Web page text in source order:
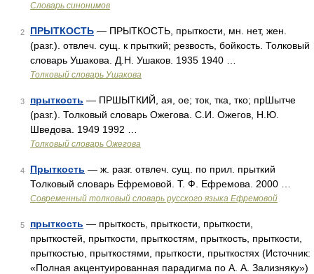
Словарь синонимов
2 ПРЫТКОСТЬ — ПРЫТКОСТЬ, прыткости, мн. нет, жен.
(разг.). отвлеч. сущ. к прыткий; резвость, бойкость. Толковый
словарь Ушакова. Д.Н. Ушаков. 1935 1940 …
Толковый словарь Ушакова
3 прыткость — ПРШЫТКИЙ, ая, ое; ток, тка, тко; прШытче
(разг.). Толковый словарь Ожегова. С.И. Ожегов, Н.Ю.
Шведова. 1949 1992 …
Толковый словарь Ожегова
4 Прыткость — ж. разг. отвлеч. сущ. по прил. прыткий
Толковый словарь Ефремовой. Т. Ф. Ефремова. 2000 …
Современный толковый словарь русского языка Ефремовой
5 прыткость — прыткость, прыткости, прыткости,
прыткостей, прыткости, прыткостям, прыткость, прыткости,
прыткостью, прыткостями, прыткости, прыткостях (Источник:
«Полная акцентуированная парадигма по А. А. Зализняку»)